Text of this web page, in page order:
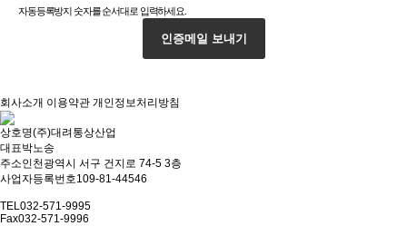
자동등록방지 숫자를 순서대로 입력하세요.
인증메일 보내기
회사소개 이용약관 개인정보처리방침
상호명(주)대려통상산업
대표박노송
주소인천광역시 서구 건지로 74-5 3층
사업자등록번호109-81-44546
TEL032-571-9995
Fax032-571-9996